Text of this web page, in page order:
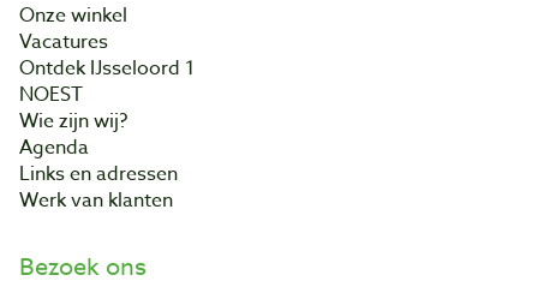
Onze winkel
Vacatures
Ontdek IJsseloord 1
NOEST
Wie zijn wij?
Agenda
Links en adressen
Werk van klanten
Bezoek ons